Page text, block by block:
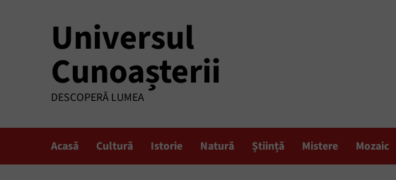
Universul
Cunoașterii
DESCOPERĂ LUMEA
Acasă Cultură Istorie Natură Știință Mistere Mozaic